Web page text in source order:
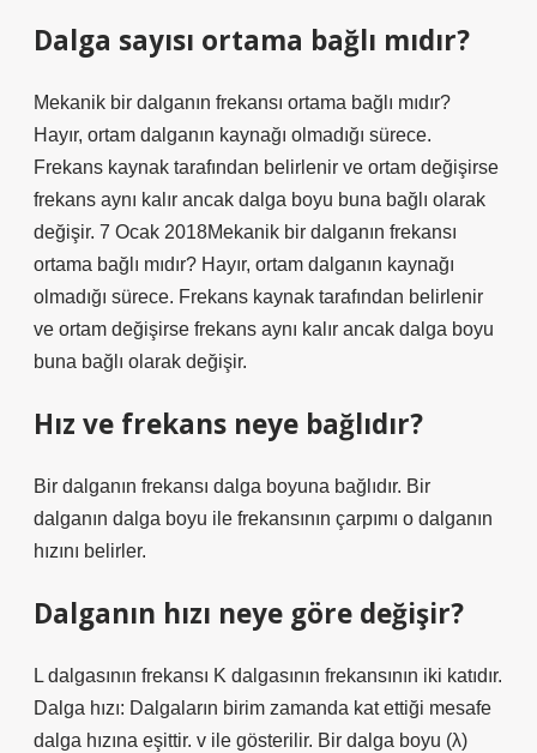
Dalga sayısı ortama bağlı mıdır?
Mekanik bir dalganın frekansı ortama bağlı mıdır?
Hayır, ortam dalganın kaynağı olmadığı sürece.
Frekans kaynak tarafından belirlenir ve ortam değişirse
frekans aynı kalır ancak dalga boyu buna bağlı olarak
değişir. 7 Ocak 2018Mekanik bir dalganın frekansı
ortama bağlı mıdır? Hayır, ortam dalganın kaynağı
olmadığı sürece. Frekans kaynak tarafından belirlenir
ve ortam değişirse frekans aynı kalır ancak dalga boyu
buna bağlı olarak değişir.
Hız ve frekans neye bağlıdır?
Bir dalganın frekansı dalga boyuna bağlıdır. Bir
dalganın dalga boyu ile frekansının çarpımı o dalganın
hızını belirler.
Dalganın hızı neye göre değişir?
L dalgasının frekansı K dalgasının frekansının iki katıdır.
Dalga hızı: Dalgaların birim zamanda kat ettiği mesafe
dalga hızına eşittir. v ile gösterilir. Bir dalga boyu (λ)